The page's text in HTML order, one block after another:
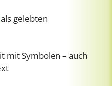
als gelebten
mit Symbolen – auch